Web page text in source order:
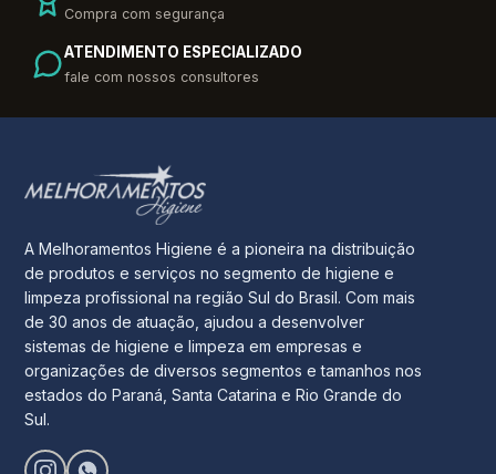
Compra com segurança
ATENDIMENTO ESPECIALIZADO
fale com nossos consultores
A Melhoramentos Higiene é a pioneira na distribuição
de produtos e serviços no segmento de higiene e
limpeza profissional na região Sul do Brasil. Com mais
de 30 anos de atuação, ajudou a desenvolver
sistemas de higiene e limpeza em empresas e
organizações de diversos segmentos e tamanhos nos
estados do Paraná, Santa Catarina e Rio Grande do
Sul.